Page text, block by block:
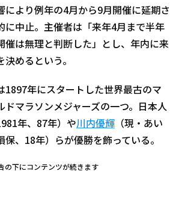
により例年の4月から9月開催に延期さ
に中止。主催者は「来年4月まで半年
催は無理と判断した」とし、年内に来
めるという。
1897年にスタートした世界最古のマ
ドマラソンメジャーズの一つ。日本人
年、87年）や川内優輝 （現・あい
保、18年）らが優勝を飾っている。
の下にコンテンツが続きます